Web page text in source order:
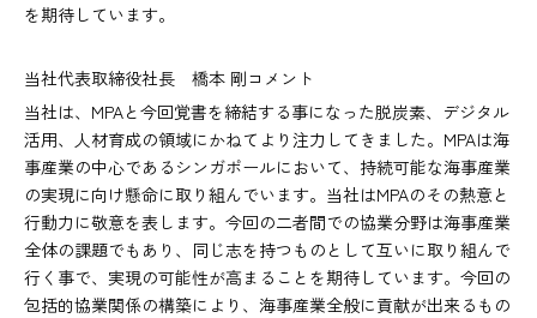
を期待しています。
当社代表取締役社長 橋本 剛コメント
当社は、MPAと今回覚書を締結する事になった脱炭素、デジタル
活用、人材育成の領域にかねてより注力してきました。MPAは海
事産業の中心であるシンガポールにおいて、持続可能な海事産業
の実現に向け懸命に取り組んでいます。当社はMPAのその熱意と
行動力に敬意を表します。今回の二者間での協業分野は海事産業
全体の課題でもあり、同じ志を持つものとして互いに取り組んで
行く事で、実現の可能性が高まることを期待しています。今回の
包括的協業関係の構築により、海事産業全般に貢献が出来るもの